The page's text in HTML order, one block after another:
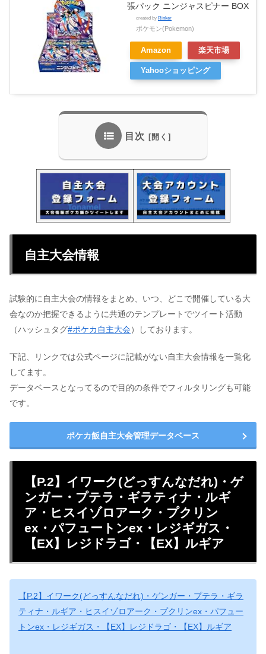
張パック ニンジャスピナー BOX
created by Rinker
ポケモン(Pokemon)
Amazon 楽天市場
Yahooショッピング
目次
自主大会情報
試験的に自主大会の情報をまとめ、いつ、どこで開催している大
会なのか把握できるように共通のテンプレートでツイート活動
（ハッシュタグ#ポケカ自主大会）しております。
下記、リンクでは公式ページに記載がない自主大会情報を一覧化
してます。
データベースとなってるので目的の条件でフィルタリングも可能
です。
ポケカ飯自主大会管理データベース
【P.2】イワーク(どっすんなだれ)・ゲ
ンガー・プテラ・ギラティナ・ルギ
ア・ヒスイゾロアーク・プクリン
ex・パフュートンex・レジギガス・
【EX】レジドラゴ・【EX】ルギア
【P.2】イワーク(どっすんなだれ)・ゲンガー・プテラ・ギラ
ティナ・ルギア・ヒスイゾロアーク・プクリンex・パフュー
トンex・レジギガス・【EX】レジドラゴ・【EX】ルギア